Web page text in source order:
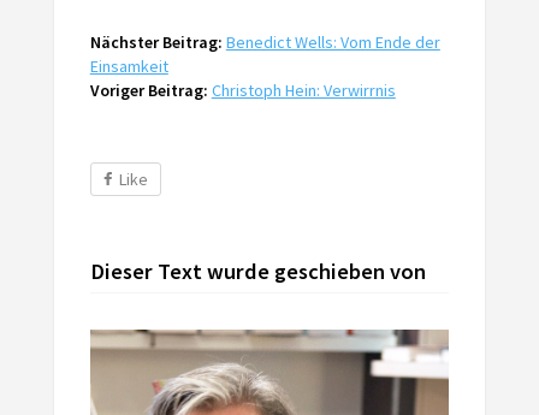
Nächster Beitrag: Benedict Wells: Vom Ende der
Einsamkeit
Voriger Beitrag: Christoph Hein: Verwirrnis
Like
Dieser Text wurde geschieben von